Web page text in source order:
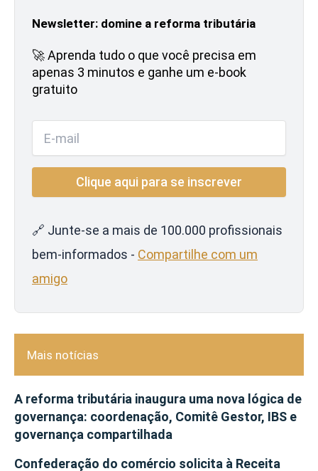
Newsletter: domine a reforma tributária
🚀 Aprenda tudo o que você precisa em
apenas 3 minutos e ganhe um e-book
gratuito
🔗 Junte-se a mais de 100.000 profissionais
bem-informados - Compartilhe com um
amigo
Mais notícias
A reforma tributária inaugura uma nova lógica de
governança: coordenação, Comitê Gestor, IBS e
governança compartilhada
Confederação do comércio solicita à Receita